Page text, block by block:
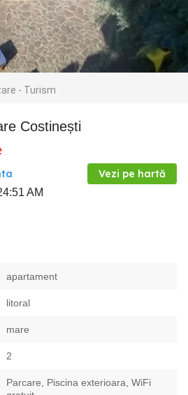
- Turism
Costinești
Vezi pe hartă
AM
apartament
litoral
mare
2
Parcare, Piscina exterioara, WiFi